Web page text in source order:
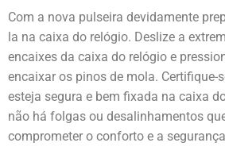
Com a nova pulseira devidamente
la na caixa do relógio. Deslize a
encaixes da caixa do relógio e
encaixar os pinos de mola. Certifique-
esteja segura e bem fixada na caixa
não há folgas ou desalinhamentos
comprometer o conforto e a